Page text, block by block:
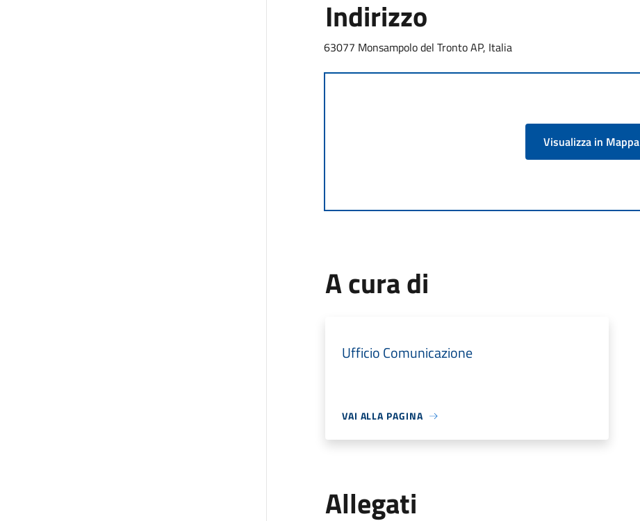
Indirizzo
63077 Monsampolo del Tronto AP, Italia
Visualizza in Mappa
A cura di
Ufficio Comunicazione
VAI ALLA PAGINA
Allegati